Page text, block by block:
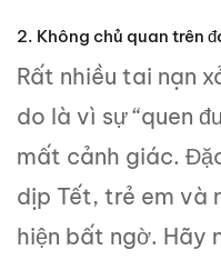
2. Không chủ quan trên
Rất nhiều tai nạn
do là vì sự “quen
mất cảnh giác.
dịp Tết, trẻ em và
hiện bất ngờ. Hãy